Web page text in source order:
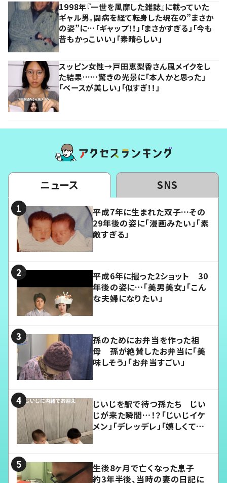
1998年『一世を風靡した雑誌』に載っていた
ギャル男。闘病を経て転身した現在の”まさか
の姿”に…「ギャップ！！」「まさかすぎる」「今も
昔もかっこいい」「素晴らしい」
スッピン女性→戸田恵梨香さん風メイクをし
た結果……驚きの光景に「本人かと思った」
「ベースが美しい」「似すぎ！！」
ニュース SNS
平成7年に生まれた双子…その
29年後の姿に「漫画みたい」「素
敵すぎる」
平成6年に撮った2ショット 30
年後の姿に…「美男美女」「こん
な夫婦になりたい」
孫のためにお弁当を作った祖
母 孫が絶賛したお弁当に「美
味しそう」「お弁当すごい」
じいじを駅で待つ孫たち じい
じが来た瞬間…！？「じいじイケ
メン」「デレッデレ」「嬉しくて可
生後8ヶ月で亡くなった息子
約3年半後、当時の妻の日記に